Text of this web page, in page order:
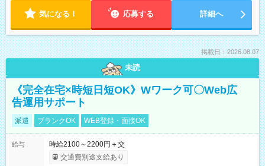
気になる！ 応募する 詳細へ
掲載日：2026.08.07
未読
《完全在宅×時短日短OK》Wワーク可〇Web広
告運用サポート
派遣 ブランクOK WEB登録・面接OK
給与
時給2100～2200円＋交
交通費別途支給あり